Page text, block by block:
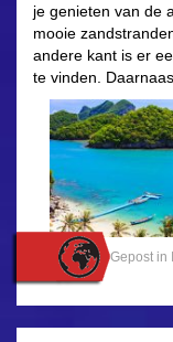
je genieten van de
mooie
andere kant is er
te vinden.
Gepost in